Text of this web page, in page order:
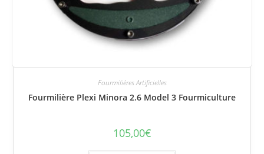
Fourmilières Artificielles
Fourmilière Plexi Minora 2.6 Model 3 Fourmiculture
105,00€